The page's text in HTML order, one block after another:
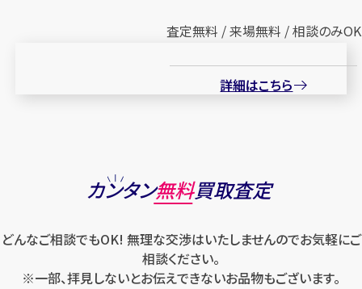
査定無料 / 来場無料 / 相談のみOK
詳細はこちら
カンタン無料買取査定
どんなご相談でもOK! 無理な交渉はいたしませんのでお気軽にご
相談ください。
※一部、拝見しないとお伝えできないお品物もございます。